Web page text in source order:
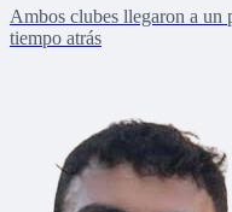
Ambos clubes llegaron a un
tiempo atrás